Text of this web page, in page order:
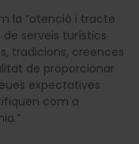
la “atenció i tracte
serveis turístics
tradicions, creences
de proporcionar
expectatives
com a